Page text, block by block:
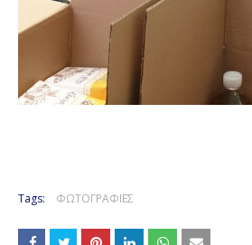
Tags: ΦΩΤΟΓΡΑΦΙΕΣ